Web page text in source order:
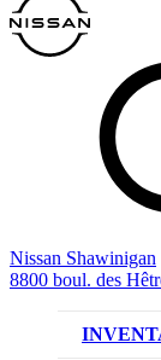
Nissan Shawinigan
8800 boul. des